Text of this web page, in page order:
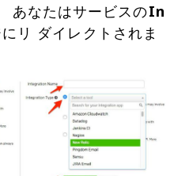
あなたはサービスのIn
リ ダイレクトされま